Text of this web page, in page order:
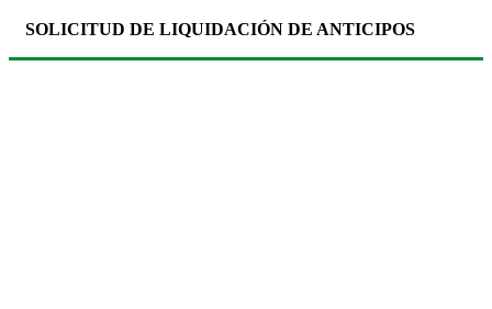
SOLICITUD DE LIQUIDACIÓN DE ANTICIPOS